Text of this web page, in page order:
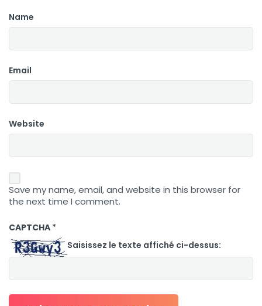
Name
Email
Website
Save my name, email, and website in this browser for
the next time I comment.
CAPTCHA *
Saisissez le texte affiché ci-dessus: